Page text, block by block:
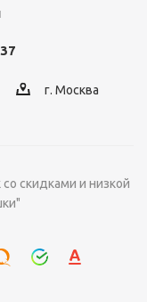
г. Москва
скидками и низкой